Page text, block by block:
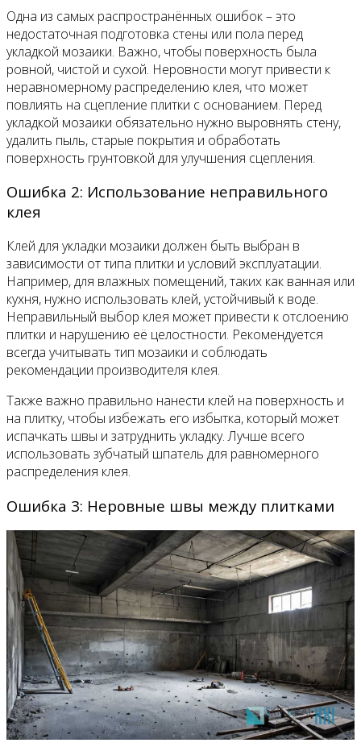
Одна из самых распространённых ошибок – это
недостаточная подготовка стены или пола перед
укладкой мозаики. Важно, чтобы поверхность была
ровной, чистой и сухой. Неровности могут привести к
неравномерному распределению клея, что может
повлиять на сцепление плитки с основанием. Перед
укладкой мозаики обязательно нужно выровнять стену,
удалить пыль, старые покрытия и обработать
поверхность грунтовкой для улучшения сцепления.
Ошибка 2: Использование неправильного
клея
Клей для укладки мозаики должен быть выбран в
зависимости от типа плитки и условий эксплуатации.
Например, для влажных помещений, таких как ванная или
кухня, нужно использовать клей, устойчивый к воде.
Неправильный выбор клея может привести к отслоению
плитки и нарушению её целостности. Рекомендуется
всегда учитывать тип мозаики и соблюдать
рекомендации производителя клея.
Также важно правильно нанести клей на поверхность и
на плитку, чтобы избежать его избытка, который может
испачкать швы и затруднить укладку. Лучше всего
использовать зубчатый шпатель для равномерного
распределения клея.
Ошибка 3: Неровные швы между плитками